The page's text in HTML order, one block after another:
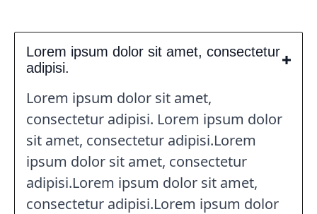
Lorem ipsum dolor sit amet, consectetur
adipisi.
Lorem ipsum dolor sit amet,
consectetur adipisi. Lorem ipsum dolor
sit amet, consectetur adipisi.Lorem
ipsum dolor sit amet, consectetur
adipisi.Lorem ipsum dolor sit amet,
consectetur adipisi.Lorem ipsum dolor